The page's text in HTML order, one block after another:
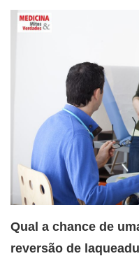
Qual a chance de
reversão de